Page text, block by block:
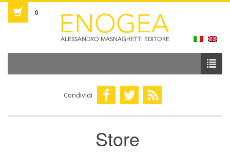
0
Condividi
Store